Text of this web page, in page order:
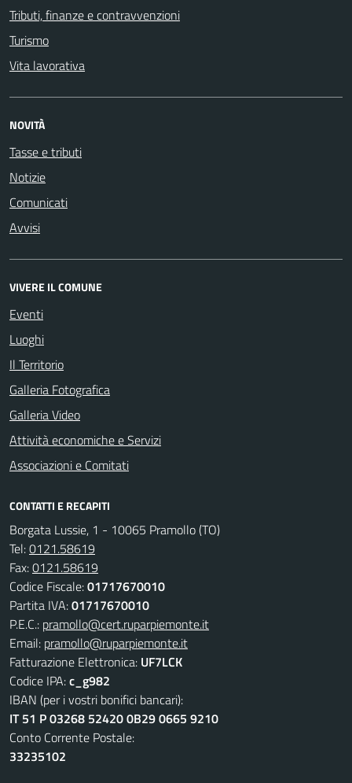
Tributi, finanze e contravvenzioni
Turismo
Vita lavorativa
NOVITÀ
Tasse e tributi
Notizie
Comunicati
Avvisi
VIVERE IL COMUNE
Eventi
Luoghi
Il Territorio
Galleria Fotografica
Galleria Video
Attività economiche e Servizi
Associazioni e Comitati
CONTATTI E RECAPITI
Borgata Lussie, 1 - 10065 Pramollo (TO)
Tel:0121.58619
Fax:0121.58619
Codice Fiscale:01717670010
Partita IVA:01717670010
P.E.C.: pramollo@cert.ruparpiemonte.it
Email: pramollo@ruparpiemonte.it
Fatturazione Elettronica: UF7LCK
Codice IPA:c_g982
IBAN (per i vostri bonifici bancari):
IT 51 P 03268 52420 0B29 0665 9210
Conto Corrente Postale:
33235102